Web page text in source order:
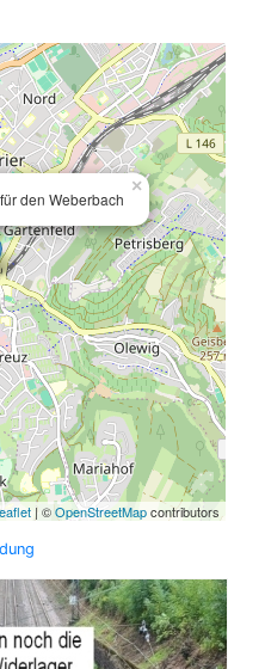
den Weberbach
×
| ©OpenStreetMapcontributors